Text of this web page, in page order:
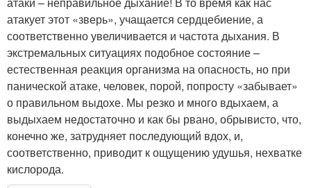
атакует этот «зверь», учащается сердцебиение, а
соответственно увеличивается и частота дыхания. В
экстремальных ситуациях подобное состояние –
естественная реакция организма на опасность, но при
панической атаке, человек, порой, попросту «забывает»
о правильном выдохе. Мы резко и много вдыхаем, а
выдыхаем недостаточно и как бы рвано, обрывисто, что,
конечно же, затрудняет последующий вдох, и,
соответственно, приводит к ощущению удушья, нехватке
кислорода.